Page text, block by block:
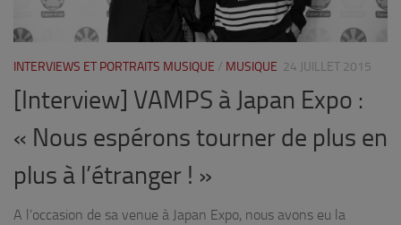
INTERVIEWS ET PORTRAITS MUSIQUE / MUSIQUE 24 JUILLET 2015
[Interview] VAMPS à Japan Expo :
« Nous espérons tourner de plus en
plus à l’étranger ! »
A l’occasion de sa venue à Japan Expo, nous avons eu la